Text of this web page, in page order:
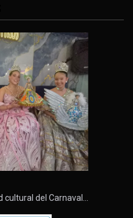
del Carnaval…